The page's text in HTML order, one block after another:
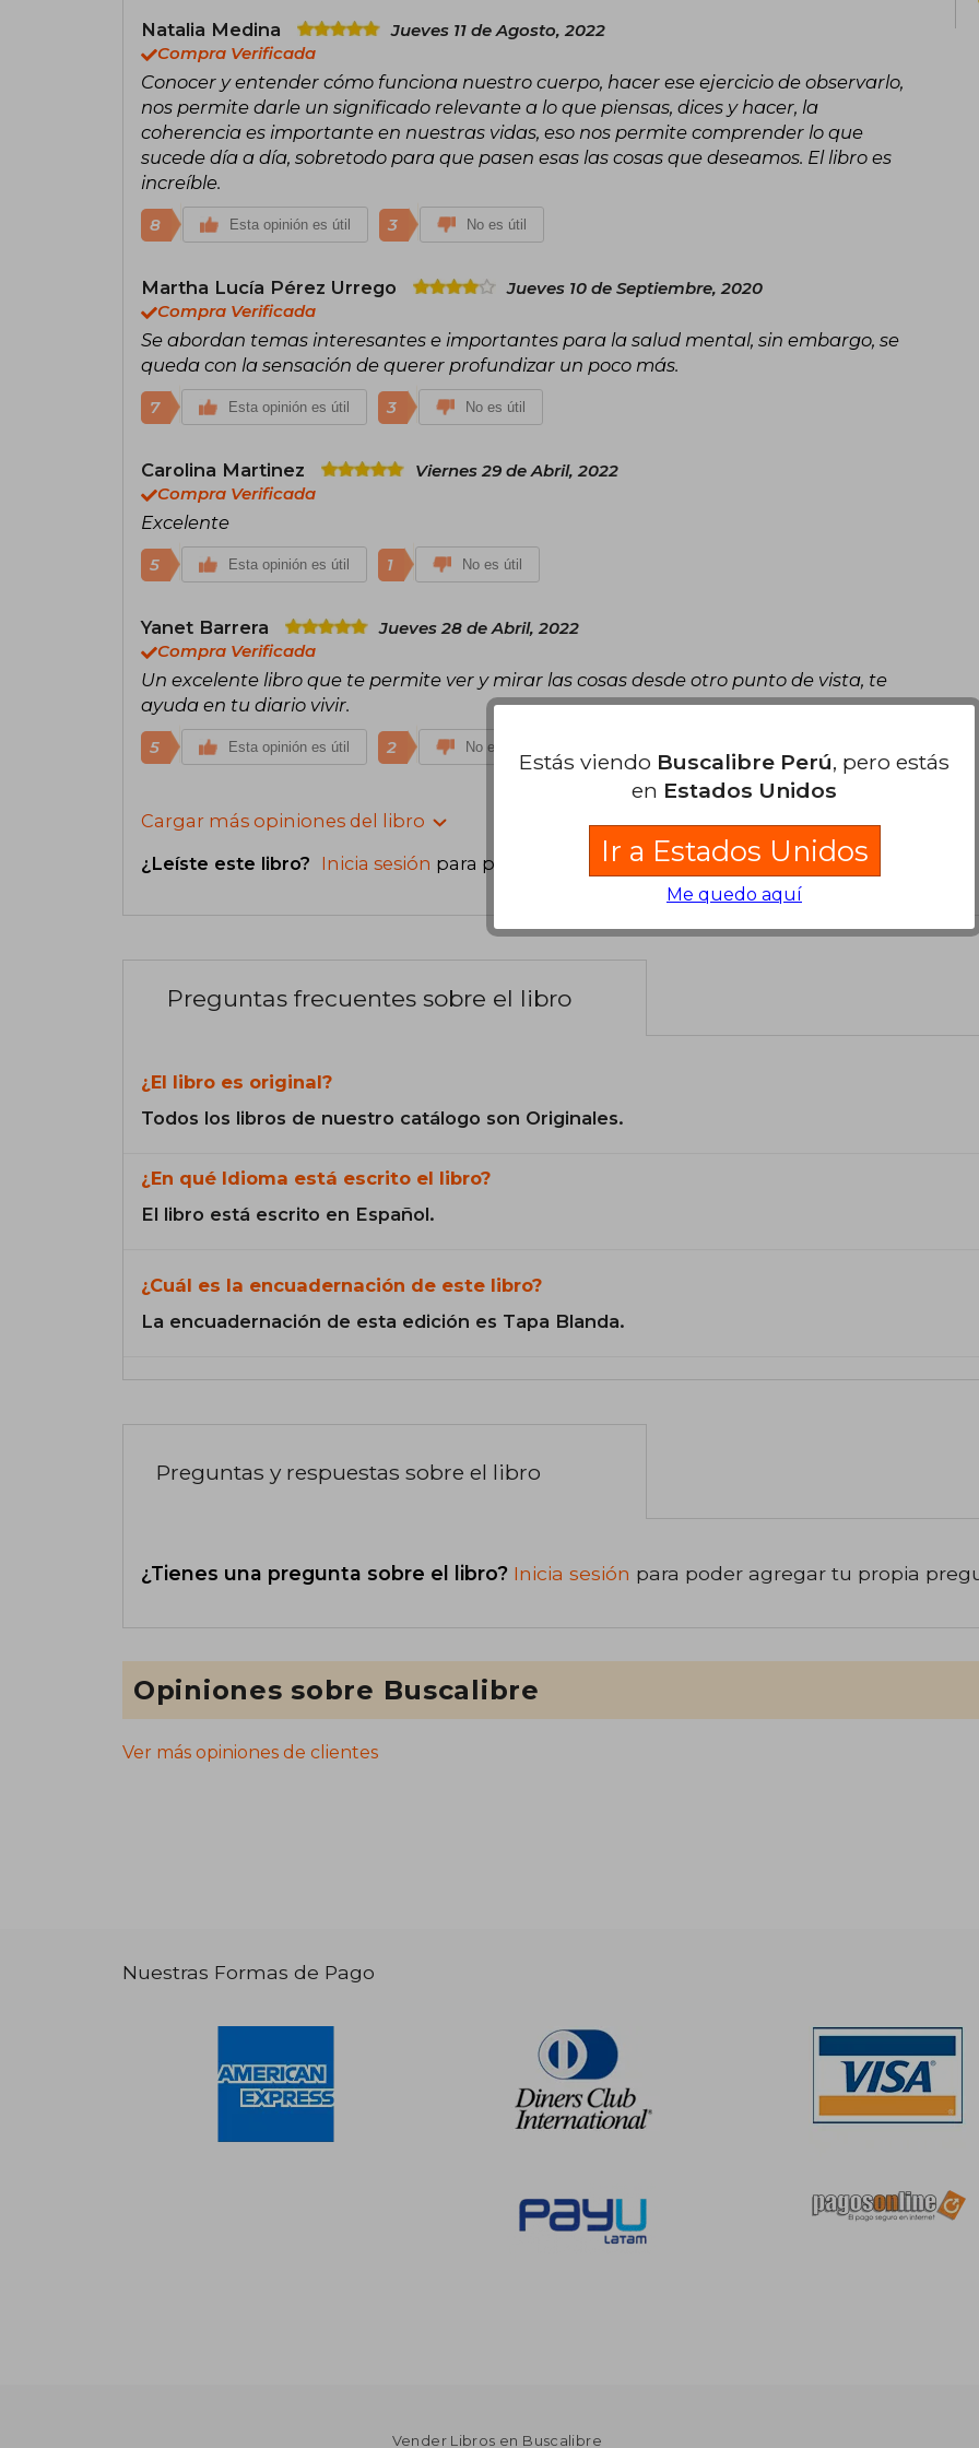
Natalia Medina
Jueves 11 de Agosto, 2022
Compra Verificada
Conocer y entender cómo funciona nuestro cuerpo, hacer ese ejercicio de observarlo,
nos permite darle un significado relevante a lo que piensas, dices y hacer, la
coherencia es importante en nuestras vidas, eso nos permite comprender lo que
sucede día a día, sobretodo para que pasen esas las cosas que deseamos. El libro es
increíble.
8 Esta opinión es útil 3 No es útil
Martha Lucía Pérez Urrego
Jueves 10 de Septiembre, 2020
Compra Verificada
Se abordan temas interesantes e importantes para la salud mental, sin embargo, se
queda con la sensación de querer profundizar un poco más.
7 Esta opinión es útil 3 No es útil
Carolina Martinez
Viernes 29 de Abril, 2022
Compra Verificada
Excelente
5 Esta opinión es útil 1 No es útil
Yanet Barrera
Jueves 28 de Abril, 2022
Compra Verificada
Un excelente libro que te permite ver y mirar las cosas desde otro punto de vista, te
ayuda en tu diario vivir.
5 Esta opinión es útil 2 No es útil
Cargar más opiniones del libro
¿Leíste este libro? Inicia sesión para poder agregar tu propia evaluación .
Preguntas frecuentes sobre el libro
¿El libro es original?
Todos los libros de nuestro catálogo son Originales.
¿En qué Idioma está escrito el libro?
El libro está escrito en Español.
¿Cuál es la encuadernación de este libro?
La encuadernación de esta edición es Tapa Blanda.
Preguntas y respuestas sobre el libro
¿Tienes una pregunta sobre el libro? Inicia sesión para poder agregar tu propia
Opiniones sobre Buscalibre
Ver más opiniones de clientes
Nuestras Formas de Pago
Vender Libros en Buscalibre
Estás viendo Buscalibre Perú, pero estás
en Estados Unidos
Ir a Estados Unidos
Me quedo aquí